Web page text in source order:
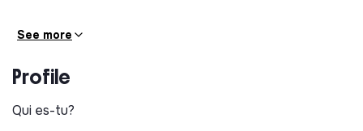
des communautés via
See more
Profile
Qui es-tu?